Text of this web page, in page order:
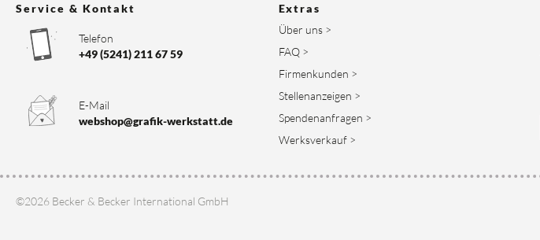
Service & Kontakt
Telefon
+49 (5241) 211 67 59
E-Mail
webshop@grafik-werkstatt.de
Extras
Über uns >
FAQ >
Firmenkunden >
Stellenanzeigen >
Spendenanfragen >
Werksverkauf >
©2026 Becker & Becker International GmbH